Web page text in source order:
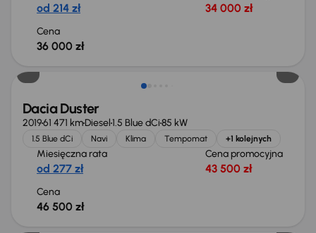
od 214 zł 34 000 zł
Cena
36 000 zł
Dacia Duster
201961 471 kmDiesel1.5 Blue dCi85 kW
1.5 Blue dCi Navi Klima Tempomat +1 kolejnych
Miesięczna rata
od 277 zł
Cena promocyjna
43 500 zł
Cena
46 500 zł